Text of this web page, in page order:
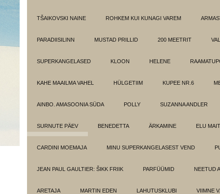
TŠAIKOVSKI NAINE ROHKEM KUI KUNAGI VAREM
PARADIISILINN MUSTAD PRILLID 200 MEETRIT
SUPERKANGELASED KLOON HELENE
KAHE MAAILMA VAHEL HÜLGETIIM KUPEE NR.6
AINBO. AMASOONIA SÜDA POLLY SUZANNA ANDLER
SURNUTE PÄEV BENEDETTA ÄRKAMINE ELU
CARDINI MOEMAJA MINU SUPERKANGELASEST VEND
JEAN PAUL GAULTIER: ŠIKK FRIIK PARFÜÜMID NEETUD
ARETAJA MARTIN EDEN LAHUTUSKLUBI VIIMNE